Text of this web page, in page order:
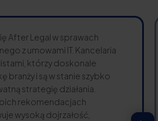
After Legal w sprawach
z umowami IT. Kancelaria
którzy doskonale
branży i są w stanie szybko
strategię działania.
rekomendacjach
wysoką dojrzałość,